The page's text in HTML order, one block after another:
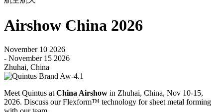
Airshow China 2026
November 10 2026
- November 15 2026
Zhuhai, China
Meet Quintus at China Airshow in Zhuhai, China, Nov 10-15,
2026. Discuss our Flexform™ technology for sheet metal forming